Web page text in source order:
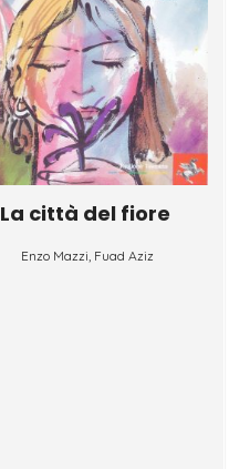
La città del fiore
Enzo Mazzi, Fuad Aziz